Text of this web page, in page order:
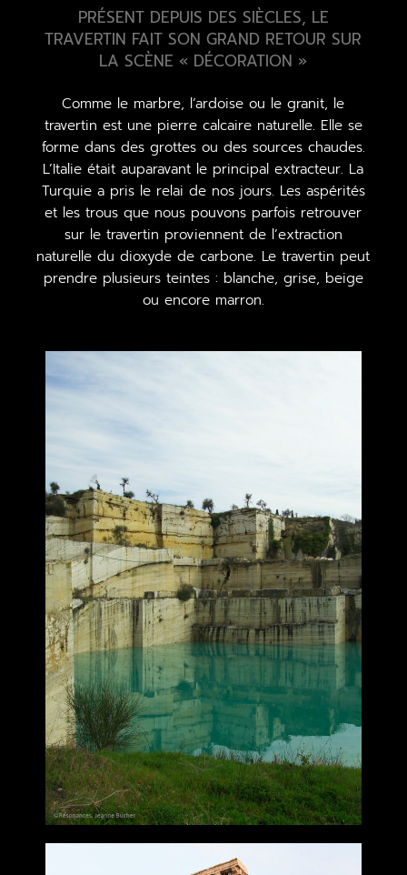
PRÉSENT DEPUIS DES SIÈCLES, LE
TRAVERTIN FAIT SON GRAND RETOUR SUR
LA SCÈNE « DÉCORATION »
Comme le marbre, l’ardoise ou le granit, le
travertin est une pierre calcaire naturelle. Elle se
forme dans des grottes ou des sources chaudes.
L’Italie était auparavant le principal extracteur. La
Turquie a pris le relai de nos jours. Les aspérités
et les trous que nous pouvons parfois retrouver
sur le travertin proviennent de l’extraction
naturelle du dioxyde de carbone. Le travertin peut
prendre plusieurs teintes : blanche, grise, beige
ou encore marron.